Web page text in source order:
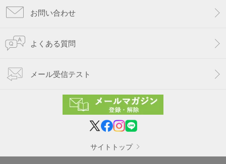
お問い合わせ
よくある質問
メール受信テスト
サイトトップ